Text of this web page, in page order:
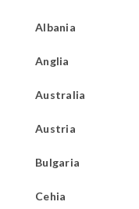
Albania
Anglia
Australia
Austria
Bulgaria
Cehia